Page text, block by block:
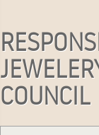
COUNCIL